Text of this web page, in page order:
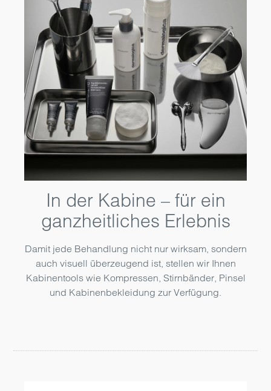
In der Kabine – für ein
ganzheitliches Erlebnis
Damit jede Behandlung nicht nur wirksam, sondern
auch visuell überzeugend ist, stellen wir Ihnen
Kabinentools wie Kompressen, Stirnbänder, Pinsel
und Kabinenbekleidung zur Verfügung.